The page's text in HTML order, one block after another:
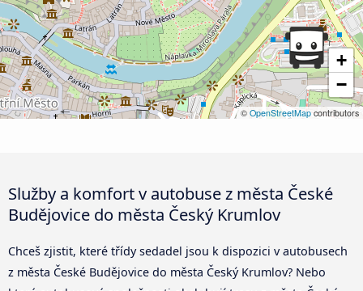
+
−
© OpenStreetMapcontributors
Služby a komfort v autobuse z města České
Budějovice do města Český Krumlov
Chceš zjistit, které třídy sedadel jsou k dispozici v autobusech
z města České Budějovice do města Český Krumlov? Nebo